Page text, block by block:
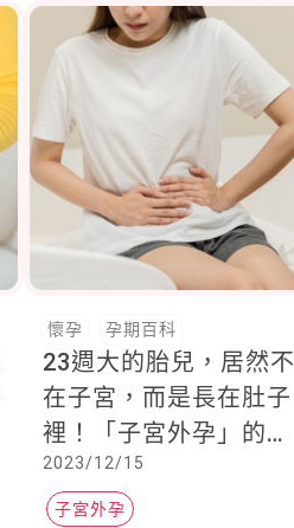
Heho健康
懷孕 孕期百科
23週大的胎兒，居然不
在子宮，而是長在肚子
裡！「子宮外孕」的罕
見案例
2023/12/15
子宮外孕